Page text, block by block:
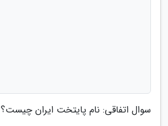
سوال اتفاقی: نام پایتخت ایران چیست؟